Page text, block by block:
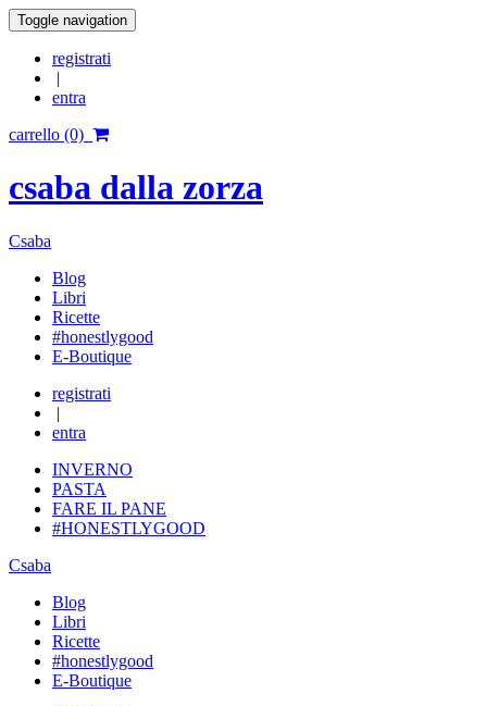
Toggle navigation
registrati
|
entra
carrello (0)
csaba dalla zorza
Csaba
Blog
Libri
Ricette
#honestlygood
E-Boutique
registrati
|
entra
INVERNO
PASTA
FARE IL PANE
#HONESTLYGOOD
Csaba
Blog
Libri
Ricette
#honestlygood
E-Boutique